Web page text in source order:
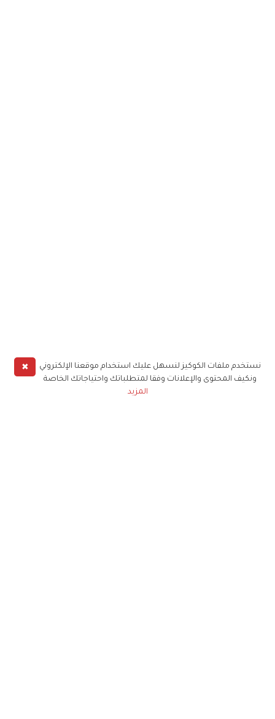
✖
نستخدم ملفات الكوكيز لنسهل عليك استخدام موقعنا الإلكتروني
ونكيف المحتوى والإعلانات وفقا لمتطلباتك واحتياجاتك الخاصة
المزيد